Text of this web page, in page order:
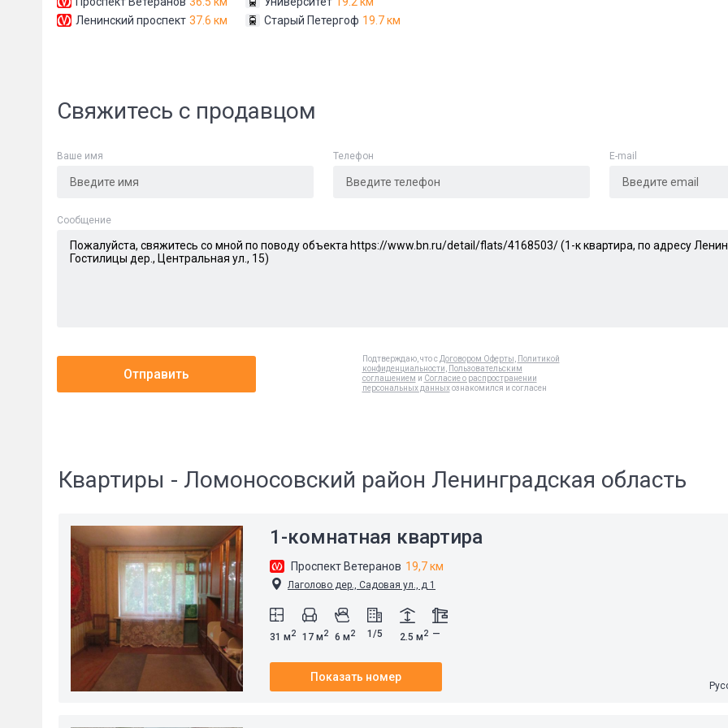
Ленинский проспект 37.6 км
Старый Петергоф 19.7 км
Свяжитесь с продавцом
Ваше имя Телефон E-mail
Cообщение
Отправить
Подтверждаю, что с Договором Оферты
Политикой
конфиденциальности
Пользовательским
соглашением и Согласие о распространении
персональных данныхознакомился и согласен
Квартиры - Ломоносовский район Ленинградская область
1-комнатная квартира
Проспект Ветеранов 19,7 км
Лаголово дер., Садовая ул., д 1
31 м2 17 м2 6 м2 1/5 2.5 м2 —
Показать номер